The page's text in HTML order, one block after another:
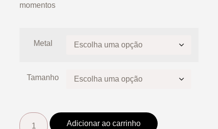
momentos
Metal
Tamanho
Adicionar ao carrinho